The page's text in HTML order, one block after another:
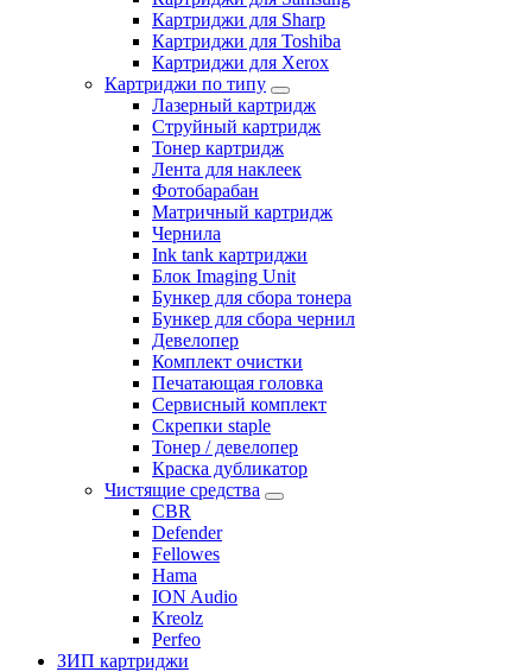
Картриджи для Sharp
Картриджи для Toshiba
Картриджи для Xerox
Картриджи по типу
Лазерный картридж
Струйный картридж
Тонер картридж
Лента для наклеек
Фотобарабан
Матричный картридж
Чернила
Ink tank картриджи
Блок Imaging Unit
Бункер для сбора тонера
Бункер для сбора чернил
Девелопер
Комплект очистки
Печатающая головка
Сервисный комплект
Скрепки staple
Тонер / девелопер
Краска дубликатор
Чистящие средства
CBR
Defender
Fellowes
Hama
ION Audio
Kreolz
Perfeo
ЗИП картриджи